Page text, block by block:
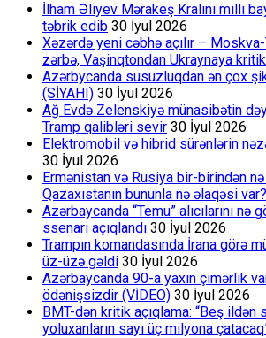
İlham Əliyev Mərakeş Kralını milli
təbrik edib 30 İyul 2026
Xəzərdə yeni cəbhə açılır –
zərbə, Vaşinqtondan Ukraynaya
Azərbycanda susuzluqdan ən çox
(SİYAHI) 30 İyul 2026
Ağ Evdə Zelenskiyə münasibətin
Tramp qalibləri sevir 30 İyul 2026
Elektromobil və hibrid sürənlərin
30 İyul 2026
Ermənistan və Rusiya bir-birindən
Qazaxıstanın bununla nə əlaqəsi var?
Azərbaycanda “Temu” alıcılarını nə
ssenari açıqlandı 30 İyul 2026
Trampın komandasında İrana görə
üz-üzə gəldi 30 İyul 2026
Azərbaycanda 90-a yaxın çimərlik
ödənişsizdir (VİDEO) 30 İyul 2026
BMT-dən kritik açıqlama: “Beş ildən
yoluxanların sayı üç milyona